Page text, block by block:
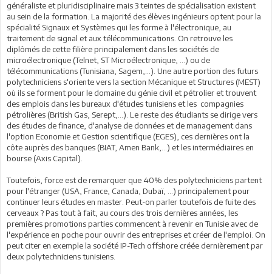
généraliste et pluridisciplinaire mais 3 teintes de spécialisation existent
au sein de la formation. La majorité des élèves ingénieurs optent pour la
spécialité Signaux et Systèmes qui les forme à l'électronique, au
traitement de signal et aux télécommunications. On retrouve les
diplômés de cette filière principalement dans les sociétés de
microélectronique (Telnet, ST Microélectronique, ...) ou de
télécommunications (Tunisiana, Sagem,...). Une autre portion des futurs
polytechniciens s'oriente vers la section Mécanique et Structures (MEST)
où ils se forment pour le domaine du génie civil et pétrolier et trouvent
des emplois dans les bureaux d'études tunisiens et les compagnies
pétrolières (British Gas, Serept,...). Le reste des étudiants se dirige vers
des études de finance, d'analyse de données et de management dans
l'option Economie et Gestion scientifique (EGES), ces dernières ont la
côte auprès des banques (BIAT, Amen Bank,...) et les intermédiaires en
bourse (Axis Capital).
Toutefois, force est de remarquer que 40% des polytechniciens partent
pour l'étranger (USA, France, Canada, Dubaï, ...) principalement pour
continuer leurs études en master. Peut-on parler toutefois de fuite des
cerveaux ? Pas tout à fait, au cours des trois dernières années, les
premières promotions parties commencent à revenir en Tunisie avec de
l'expérience en poche pour ouvrir des entreprises et créer de l'emploi. On
peut citer en exemple la société IP-Tech offshore créée dernièrement par
deux polytechniciens tunisiens.